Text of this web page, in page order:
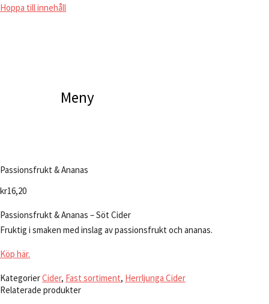
Hoppa till innehåll
Meny
Passionsfrukt & Ananas
kr16,20
Passionsfrukt & Ananas – Söt Cider
Fruktig i smaken med inslag av passionsfrukt och ananas.
Köp här.
KategorierCider, Fast sortiment, Herrljunga Cider
Relaterade produkter